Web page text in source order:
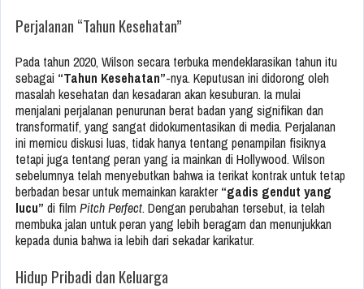
Perjalanan “Tahun Kesehatan”
Pada tahun 2020, Wilson secara terbuka mendeklarasikan tahun itu
sebagai “Tahun Kesehatan”-nya. Keputusan ini didorong oleh
masalah kesehatan dan kesadaran akan kesuburan. Ia mulai
menjalani perjalanan penurunan berat badan yang signifikan dan
transformatif, yang sangat didokumentasikan di media. Perjalanan
ini memicu diskusi luas, tidak hanya tentang penampilan fisiknya
tetapi juga tentang peran yang ia mainkan di Hollywood. Wilson
sebelumnya telah menyebutkan bahwa ia terikat kontrak untuk tetap
berbadan besar untuk memainkan karakter “gadis gendut yang
lucu” di film Pitch Perfect. Dengan perubahan tersebut, ia telah
membuka jalan untuk peran yang lebih beragam dan menunjukkan
kepada dunia bahwa ia lebih dari sekadar karikatur.
Hidup Pribadi dan Keluarga